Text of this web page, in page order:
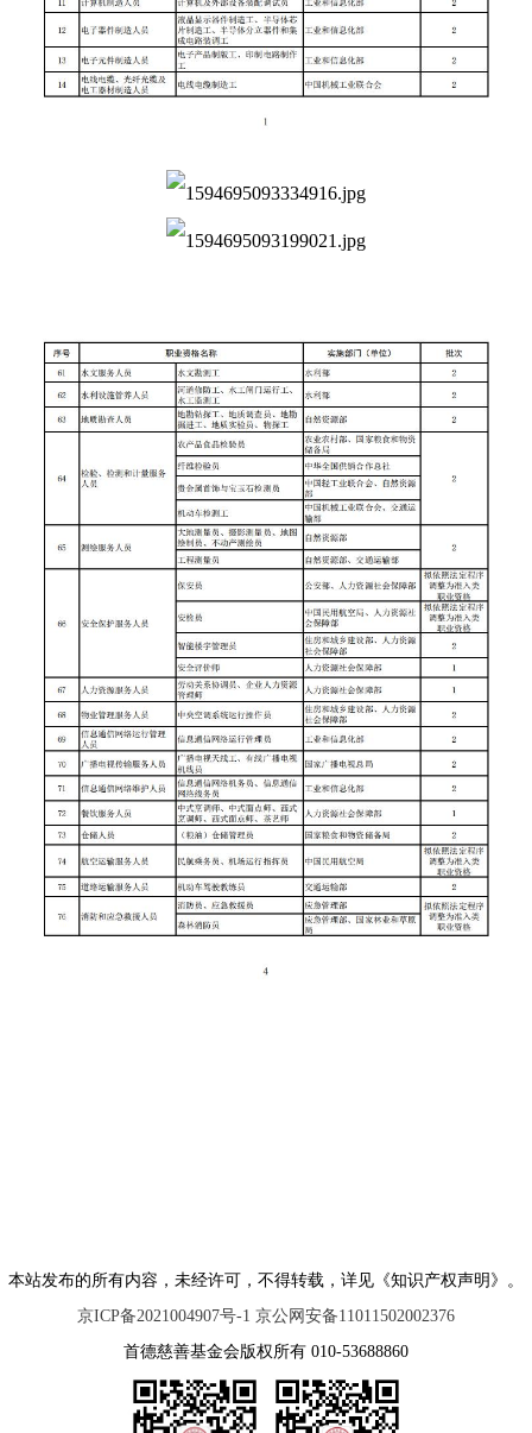
本站发布的所有内容，未经许可，不得转载，详见《知识产权声明》。
京ICP备2021004907号-1 京公网安备11011502002376
首德慈善基金会版权所有 010-53688860